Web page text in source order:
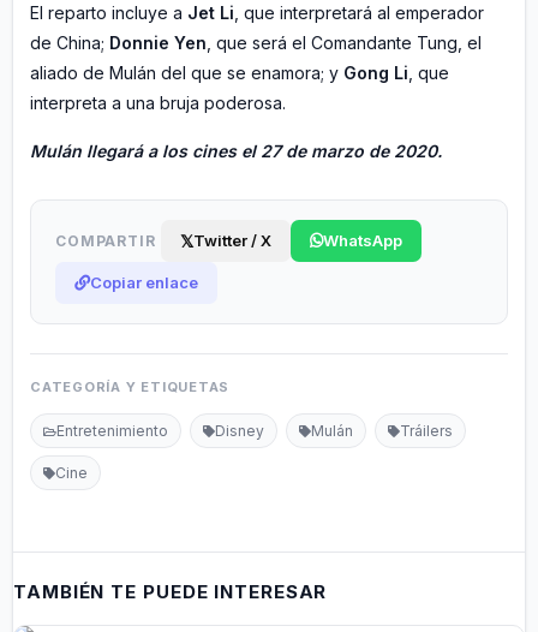
El reparto incluye a Jet Li , que interpretará al emperador
de China; Donnie Yen , que será el Comandante Tung, el
aliado de Mulán del que se enamora; y Gong Li , que
interpreta a una bruja poderosa.
Mulán llegará a los cines el 27 de marzo de 2020.
COMPARTIR 𝕏Twitter / X WhatsApp
Copiar enlace
CATEGORÍA Y ETIQUETAS
Entretenimiento Disney Mulán Tráilers
Cine
TAMBIÉN TE PUEDE INTERESAR